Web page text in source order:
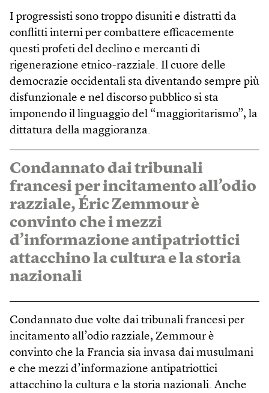
I progressisti sono troppo disuniti e distratti da
conflitti interni per combattere efficacemente
questi profeti del declino e mercanti di
rigenerazione etnico-razziale. Il cuore delle
democrazie occidentali sta diventando sempre più
disfunzionale e nel discorso pubblico si sta
imponendo il linguaggio del “maggioritarismo”, la
dittatura della maggioranza.
Condannato dai tribunali
francesi per incitamento all’odio
razziale, Éric Zemmour è
convinto che i mezzi
d’informazione antipatriottici
attacchino la cultura e la storia
nazionali
Condannato due volte dai tribunali francesi per
incitamento all’odio razziale, Zemmour è
convinto che la Francia sia invasa dai musulmani
e che mezzi d’informazione antipatriottici
attacchino la cultura e la storia nazionali. Anche